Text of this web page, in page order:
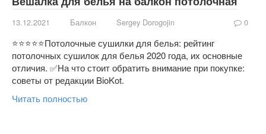
13.12.2021 Балкон Sergey Dorogojin 0
⭐⭐⭐⭐⭐Потолочные сушилки для белья: рейтинг
потолочных сушилок для белья 2020 года, их основные
отличия. ✅На что стоит обратить внимание при покупке:
советы от редакции BioKot.
Читать полностью